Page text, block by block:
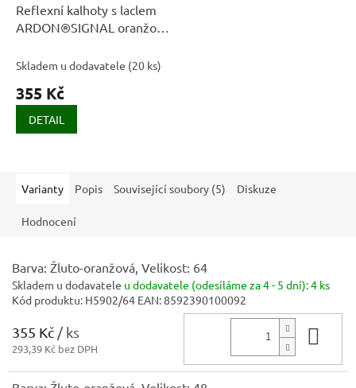
Reflexní kalhoty s laclem
ARDON®SIGNAL oranžová
Skladem u dodavatele (20 ks)
355 Kč
DETAIL
Varianty Popis Související soubory (5) Diskuze
Hodnocení
Barva: Žluto-oranžová, Velikost: 64
Skladem u dodavatele u dodavatele (odesíláme za 4 - 5 dní):4 ks
Kód produktu: H5902/64 EAN:8592390100092
355 Kč / ks
293,39 Kč bez DPH